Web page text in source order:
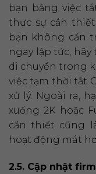
bạn bằng việc
thực sự cần
bạn không cần
ngay lập tức,
di chuyển trong
việc tạm thời tắt
xử lý. Ngoài ra,
xuống 2K hoặc
cần thiết cũng
hoạt động mát
2.5. Cập nhật